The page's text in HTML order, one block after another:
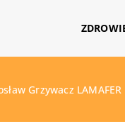
Grzywacz LAMAFER